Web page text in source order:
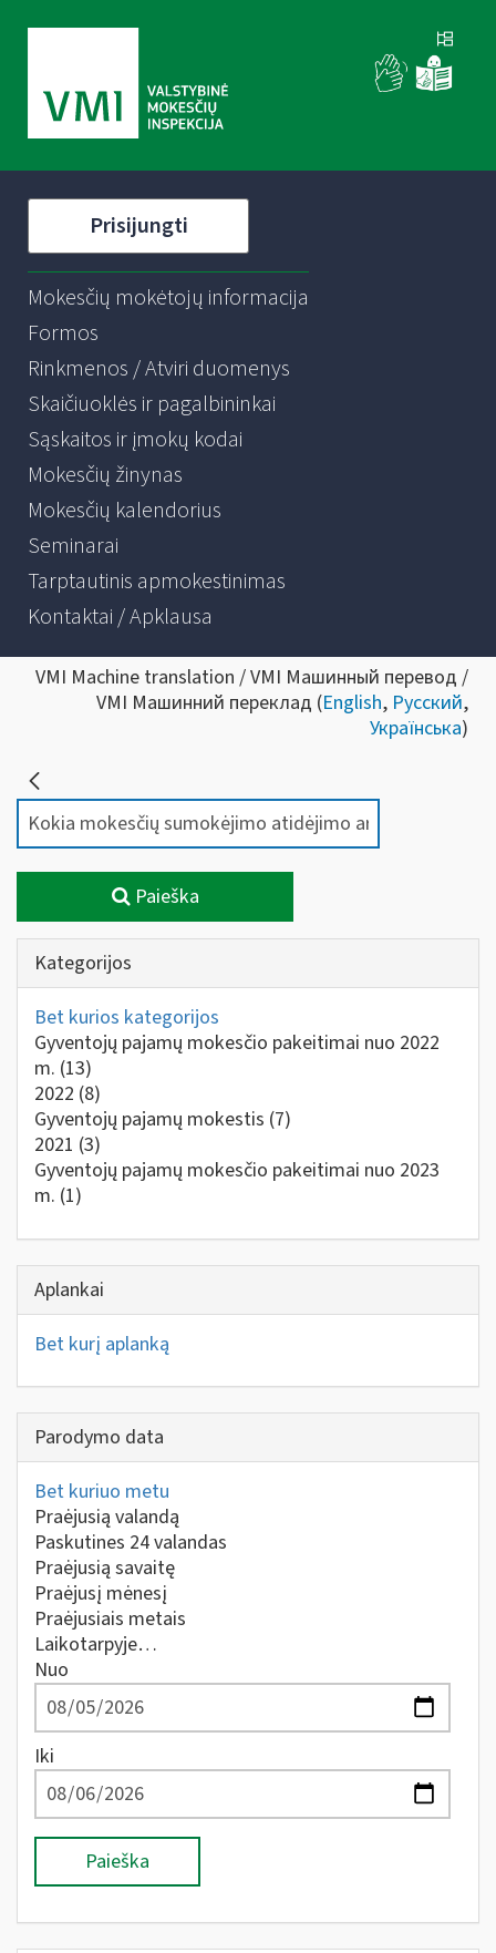
Prisijungti
Mokesčių mokėtojų informacija
Formos
Rinkmenos / Atviri duomenys
Skaičiuoklės ir pagalbininkai
Sąskaitos ir įmokų kodai
Mokesčių žinynas
Mokesčių kalendorius
Seminarai
Tarptautinis apmokestinimas
Kontaktai / Apklausa
VMI Machine translation / VMI Машинный перевод /
VMI Машинний переклад (English, Русский,
Українська)
Paieška
Kategorijos
Bet kurios kategorijos
Gyventojų pajamų mokesčio pakeitimai nuo 2022
m. (13)
2022 (8)
Gyventojų pajamų mokestis (7)
2021 (3)
Gyventojų pajamų mokesčio pakeitimai nuo 2023
m. (1)
Aplankai
Bet kurį aplanką
Parodymo data
Bet kuriuo metu
Praėjusią valandą
Paskutines 24 valandas
Praėjusią savaitę
Praėjusį mėnesį
Praėjusiais metais
Laikotarpyje…
Nuo
Iki
Paieška